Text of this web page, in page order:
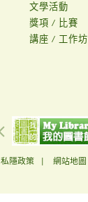
文學活動
獎項 / 比賽
講座 / 工作坊
私隱政策 網站地圖